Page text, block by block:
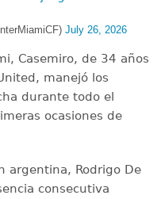
July 26, 2026
Casemiro, de 34 años
manejó los
durante todo el
ocasiones de
argentina, Rodrigo De
consecutiva